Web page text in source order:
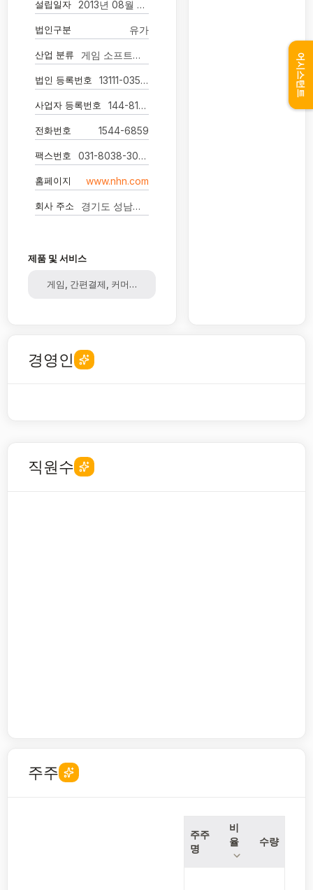
설립일자 2013년 08월 01일
법인구분 유가
산업 분류 게임 소프트웨어 개발 및 공급업
법인 등록번호 13111-0350139
사업자 등록번호 144-81-15549
전화번호 1544-6859
팩스번호 031-8038-3000
홈페이지 www.nhn.com
회사 주소 경기도 성남시 분당구 대왕판교로645번길 16 플레이뮤지엄
제품 및 서비스
게임, 간편결제, 커머스, 웹툰, 음원, 컨텐츠, 클라우드, IT인프라
경영인
직원수
주주
주주
명
비
율
수량
어시스턴트